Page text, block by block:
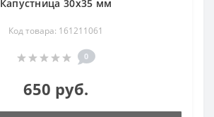
Капустница 30х35 мм
Код товара: 161211061
0
650 руб.